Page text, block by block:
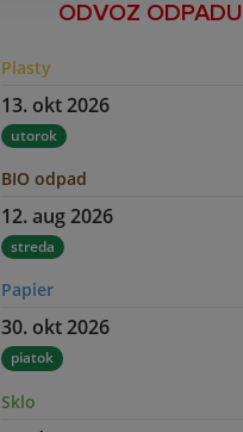
ODVOZ ODPADU
Plasty
13. okt 2026
utorok
BIO odpad
12. aug 2026
streda
Papier
30. okt 2026
piatok
Sklo